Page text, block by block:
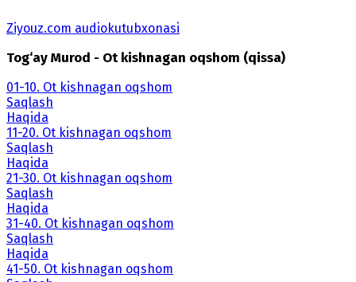
Ziyouz.com audiokutubxonasi
Tog‘ay Murod - Ot kishnagan oqshom (qissa)
01-10. Ot kishnagan oqshom
Saqlash
Haqida
11-20. Ot kishnagan oqshom
Saqlash
Haqida
21-30. Ot kishnagan oqshom
Saqlash
Haqida
31-40. Ot kishnagan oqshom
Saqlash
Haqida
41-50. Ot kishnagan oqshom